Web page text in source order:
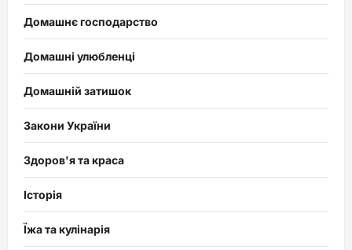
Домашнє господарство
Домашні улюбленці
Домашній затишок
Закони України
Здоров'я та краса
Історія
Їжа та кулінарія